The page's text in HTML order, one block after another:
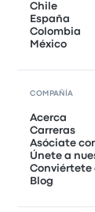
Chile
España
Colombia
México
COMPAÑÍA
Acerca
Carreras
Asóciate
Únete a
Conviértete
Blog